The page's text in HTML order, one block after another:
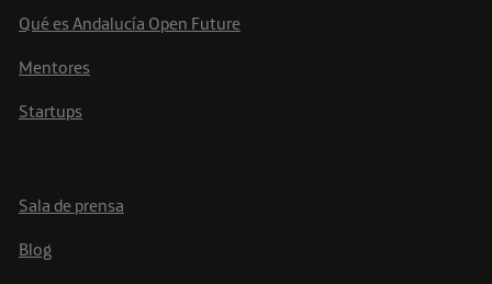
Qué es Andalucía Open Future
Mentores
Startups
Sala de prensa
Blog